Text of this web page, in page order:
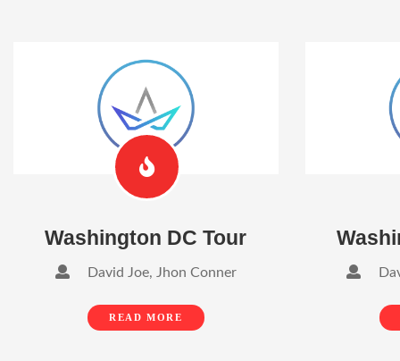
Washington DC Tour
David Joe, Jhon Conner
READ MORE